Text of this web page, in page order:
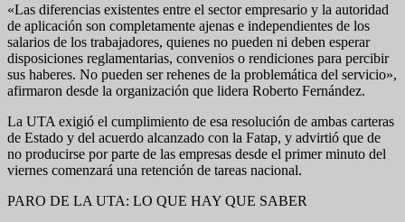
«Las diferencias existentes entre el sector empresario y la autoridad
de aplicación son completamente ajenas e independientes de los
salarios de los trabajadores, quienes no pueden ni deben esperar
disposiciones reglamentarias, convenios o rendiciones para percibir
sus haberes. No pueden ser rehenes de la problemática del servicio»,
afirmaron desde la organización que lidera Roberto Fernández.
La UTA exigió el cumplimiento de esa resolución de ambas carteras
de Estado y del acuerdo alcanzado con la Fatap, y advirtió que de
no producirse por parte de las empresas desde el primer minuto del
viernes comenzará una retención de tareas nacional.
PARO DE LA UTA: LO QUE HAY QUE SABER